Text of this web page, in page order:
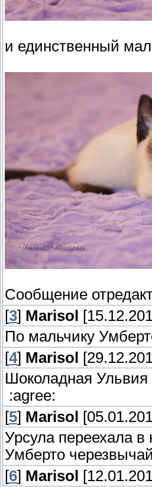
и единственный
Сообщение
[3] Marisol
По мальчику
[4] Marisol
Шоколадная
:agree:
[5] Marisol
Урсула переехала
Умберто
[6] Marisol